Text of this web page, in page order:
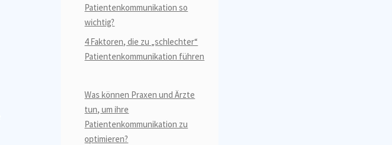
Patientenkommunikation so
wichtig?
4 Faktoren, die zu „schlechter“
Patientenkommunikation führen
Was können Praxen und Ärzte
tun, um ihre
Patientenkommunikation zu
optimieren?